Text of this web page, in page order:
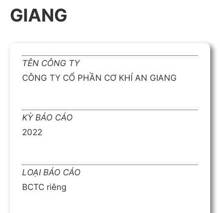
GIANG
TÊN CÔNG TY
CÔNG TY CỔ PHẦN CƠ KHÍ AN GIANG
KỲ BÁO CÁO
2022
LOẠI BÁO CÁO
BCTC riêng